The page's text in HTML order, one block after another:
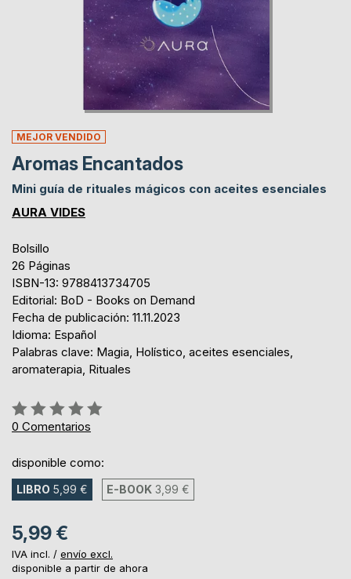
MEJOR VENDIDO
Aromas Encantados
Mini guía de rituales mágicos con aceites esenciales
AURA VIDES
Bolsillo
26 Páginas
ISBN-13: 9788413734705
Editorial: BoD - Books on Demand
Fecha de publicación: 11.11.2023
Idioma: Español
Palabras clave: Magia, Holístico, aceites esenciales,
aromaterapia, Rituales
Rating:
0%
0 Comentarios
disponible como:
LIBRO 5,99 € E-BOOK 3,99 €
5,99 €
IVA incl. / envío excl.
disponible a partir de ahora